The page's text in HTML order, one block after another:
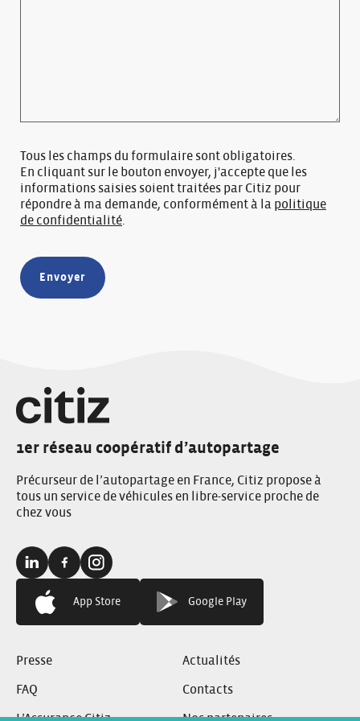
Tous les champs du formulaire sont obligatoires.
En cliquant sur le bouton envoyer, j'accepte que les
informations saisies soient traitées par Citiz pour
répondre à ma demande, conformément à la politique
de confidentialité
1er réseau coopératif d’autopartage
Précurseur de l’autopartage en France, Citiz propose à
tous un service de véhicules en libre-service proche de
chez vous
Linkedin:Facebook:Instagram:
App Store Google Play
Presse
FAQ
L’Assurance Citiz
Actualités
Contacts
Nos partenaires